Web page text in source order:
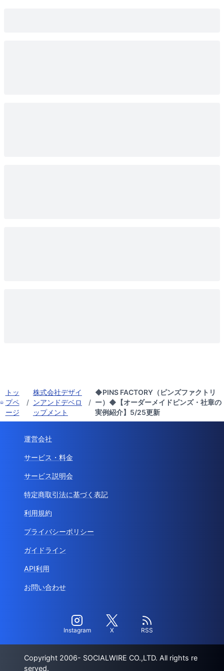
トッ
プペ
ージ
/
株式会社デザイ
ンアンドデベロ
ップメント
/
◆PINS FACTORY（ピンズファクトリ
ー）◆【オーダーメイドピンズ・社章の
実例紹介】5/25更新
運営会社
サービス・料金
サービス説明会
特定商取引法に基づく表記
利用規約
プライバシーポリシー
ガイドライン
API利用
お問い合わせ
Instagram X RSS
Copyright 2006- SOCIALWIRE CO.,LTD. All rights re
served.